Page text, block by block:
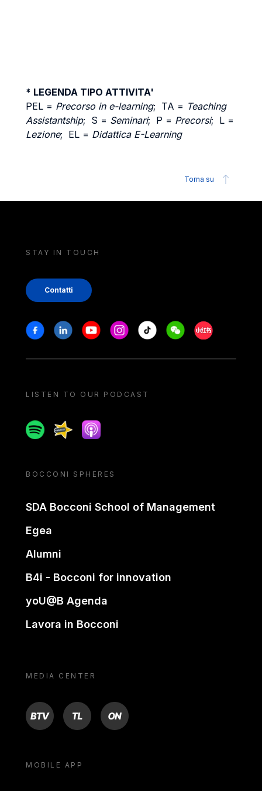
* LEGENDA TIPO ATTIVITA'
PEL = Precorso in e-learning; TA = Teaching
Assistantship; S = Seminari; P = Precorsi; L =
Lezione; EL = Didattica E-Learning
Torna su
STAY IN TOUCH
Contatti
Stay in touch
FacebookLinkedinYoutubeInstagram
Tiktok WeechatXiaohongshu/
LISTEN TO OUR PODCAST
SpotifySpreakerApple podcast
BOCCONI SPHERES
SDA Bocconi School of Management
Egea
Alumni
B4i - Bocconi for innovation
yoU@B Agenda
Lavora in Bocconi
MEDIA CENTER
BTV TL ON
MOBILE APP